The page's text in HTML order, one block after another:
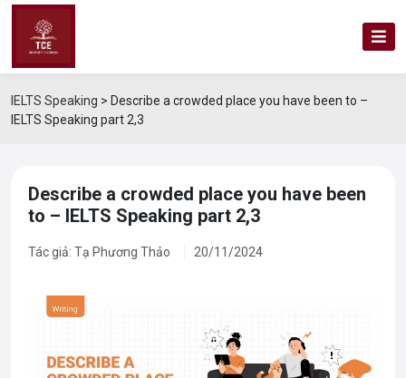
IELTS Speaking > Describe a crowded place you have been to –
IELTS Speaking part 2,3
Describe a crowded place you have been
to – IELTS Speaking part 2,3
Tác giả: Tạ Phương Thảo 20/11/2024